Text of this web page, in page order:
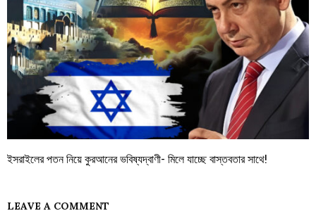
ইসরাইলের পতন নিয়ে কুরআনের ভবিষ্যদ্বাণী- মিলে যাচ্ছে বাস্তবতার সাথে!
LEAVE A COMMENT